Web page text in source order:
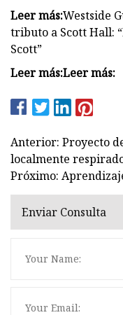
Leer más:Westside
tributo a Scott Hall:
Scott”
Leer más:Leer más:
Anterior: Proyecto
localmente
Próximo:
Enviar Consulta